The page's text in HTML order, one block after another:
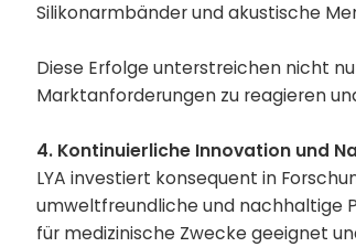
Silikonarmbänder und akustische
Diese Erfolge unterstreichen nicht
Marktanforderungen zu reagieren
4. Kontinuierliche Innovation und
LYA investiert konsequent in
umweltfreundliche und nachhaltige
für medizinische Zwecke geeignet